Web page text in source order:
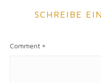
SCHREIBE
Comment *